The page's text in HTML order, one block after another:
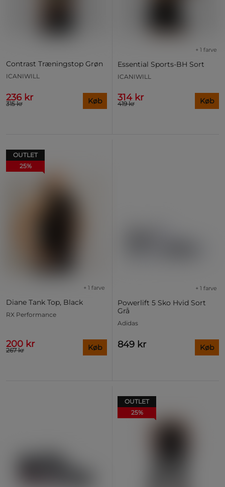
Contrast Træningstop Grøn
ICANIWILL
236 kr
315 kr Køb
Essential Sports-BH Sort
+ 1 farve
ICANIWILL
314 kr
419 kr Køb
OUTLET
25%
Diane Tank Top, Black
+ 1 farve
RX Performance
200 kr
267 kr Køb
Powerlift 5 Sko Hvid Sort
Grå
+ 1 farve
Adidas
849 kr Køb
OUTLET
25%